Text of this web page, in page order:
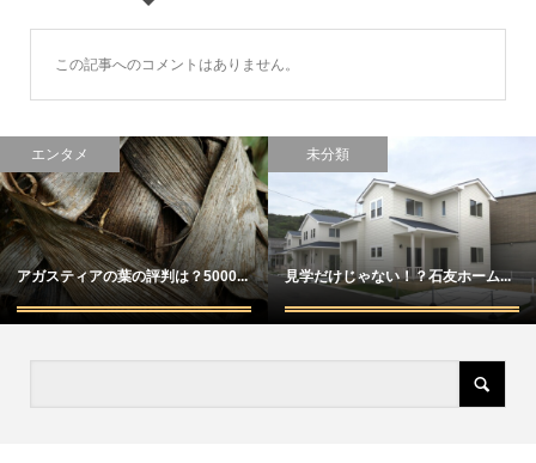
この記事へのコメントはありません。
エンタメ
アガスティアの葉の評判は？5000...
未分類
見学だけじゃない！？石友ホーム...